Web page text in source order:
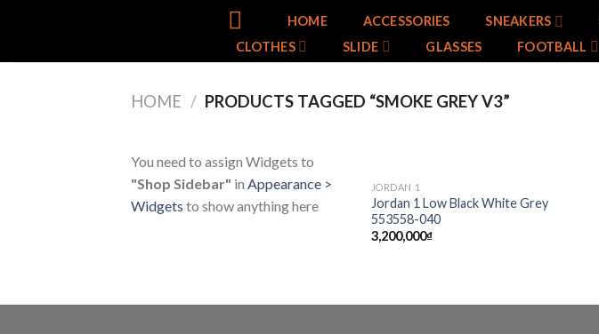
HOME ACCESSORIES SNEAKERS
CLOTHES
SLIDE GLASSES FOOTBALL
HOME / PRODUCTS TAGGED “SMOKE GREY V3”
You need to assign Widgets to
"Shop Sidebar" in Appearance >
Widgets to show anything here
Add to
wishlist
JORDAN 1
Jordan 1 Low Black White Grey
553558-040
3,200,000₫